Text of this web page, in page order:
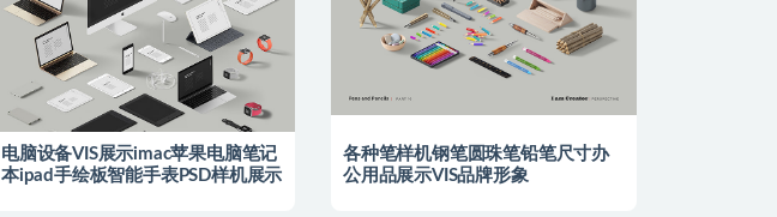
电脑设备VIS展示imac苹果电脑笔记
本ipad手绘板智能手表PSD样机展示
各种笔样机钢笔圆珠笔铅笔尺寸办
公用品展示VIS品牌形象